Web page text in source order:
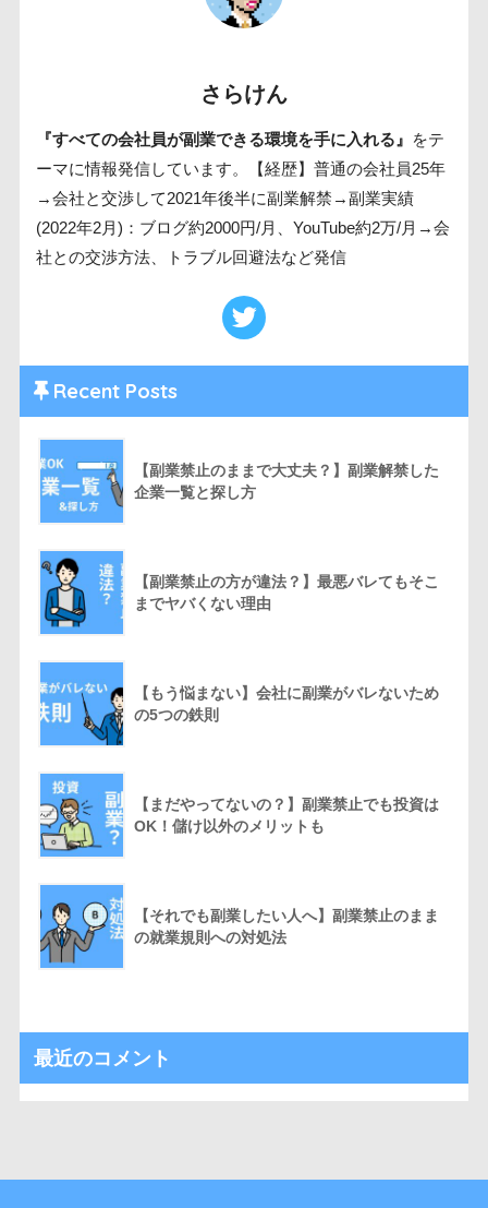
さらけん
『すべての会社員が副業できる環境を手に入れる』
をテ
ーマに情報発信しています。【経歴】普通の会社員25年
→会社と交渉して2021年後半に副業解禁→副業実績
(2022年2月)：ブログ約2000円/月、YouTube約2万/月→会
社との交渉方法、トラブル回避法など発信
Recent Posts
【副業禁止のままで大丈夫？】副業解禁した
企業一覧と探し方
【副業禁止の方が違法？】最悪バレてもそこ
までヤバくない理由
【もう悩まない】会社に副業がバレないため
の5つの鉄則
【まだやってないの？】副業禁止でも投資は
OK！儲け以外のメリットも
【それでも副業したい人へ】副業禁止のまま
の就業規則への対処法
最近のコメント